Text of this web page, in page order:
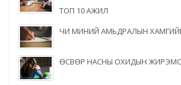
ТОП 10 АЖИЛ
ЧИ МИНИЙ АМЬДРАЛЫН
ӨСВӨР НАСНЫ ОХИДЫН